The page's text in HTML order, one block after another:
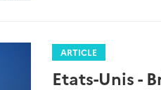
ARTICLE
Etats-Unis -